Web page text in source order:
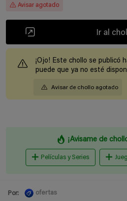
Avisar agotado
Ir al
¡Ojo! Este chollo se publicó
puede que ya no esté
Avisar de chollo agotado
¡Avisame de
Películas y Series
Por: ofertas